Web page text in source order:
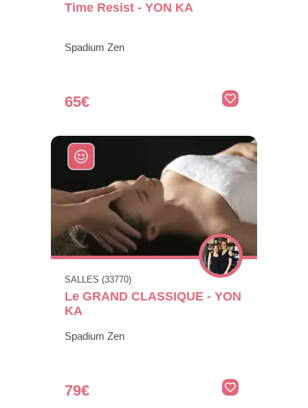
Time Resist - YON KA
Spadium Zen
65€
SALLES (33770)
Le GRAND CLASSIQUE - YON
KA
Spadium Zen
79€